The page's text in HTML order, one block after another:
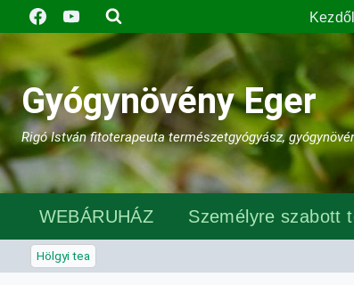
to
content
Gyógynövény Eger
Rigó István fitoterapeuta természetgyógyász,
WEBÁRUHÁZ Személyre szabott
Hölgyi tea